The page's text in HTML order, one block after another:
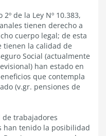
de la Ley Nº 10.383,
tienen derecho a
cuerpo legal; de esta
tienen la calidad de
Social (actualmente
han estado en
que contempla
(v.gr. pensiones de
de trabajadores
han tenido la posibilidad